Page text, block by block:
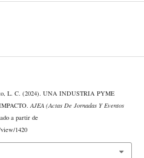
L. C. (2024). UNA INDUSTRIA PYME
AJEA (Actas De Jornadas Y Eventos
a partir de
1420